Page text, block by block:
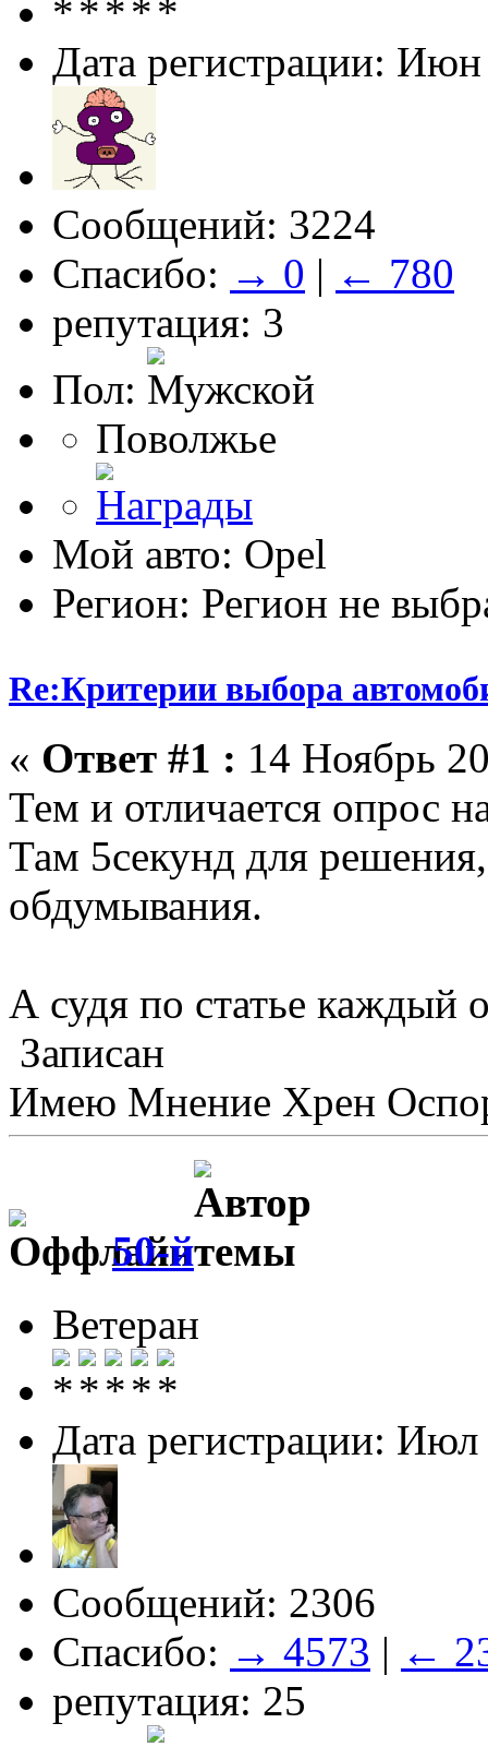
Дата регистрации:
Сообщений: 3224
Спасибо: → 0 | ← 780
репутация: 3
Пол:
Поволжье
Мой авто: Opel
Регион: Регион не
Re:Критерии выбора
« Ответ #1 : 14 Ноябрь
Тем и отличается опрос
Там 5секунд для
обдумывания.
А судя по статье
Записан
Имею Мнение Хрен
50-й
Ветеран
Дата регистрации:
Сообщений: 2306
Спасибо: → 4573 | ←
репутация: 25